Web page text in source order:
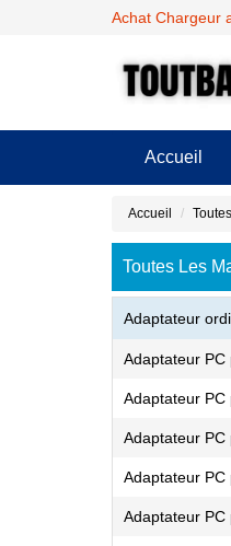
Achat Chargeur
Accueil
Accueil
Toutes Les
Adaptateur
Adaptateur PC
Adaptateur PC
Adaptateur PC
Adaptateur PC
Adaptateur PC